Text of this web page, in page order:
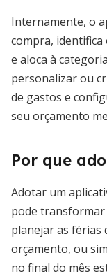
Internamente, o
compra,
e aloca à
personalizar ou
de gastos e
seu orçamento
Por que
Adotar um
pode transformar
planejar as férias
orçamento, ou
no final do mês